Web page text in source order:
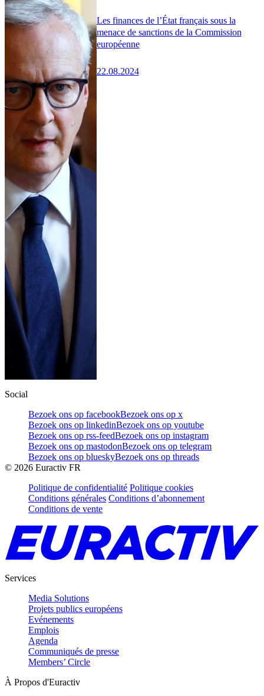
Les finances de l’État français sous la
menace de sanctions de la Commission
européenne
22.08.2024
Social
Bezoek ons op facebookBezoek ons op x
Bezoek ons op linkedinBezoek ons op youtube
Bezoek ons op rss-feedBezoek ons op instagram
Bezoek ons op mastodonBezoek ons op telegram
Bezoek ons op blueskyBezoek ons op threads
© 2026 Euractiv FR
Politique de confidentialité Politique cookies
Conditions générales Conditions d’abonnement
Conditions de vente
Services
Media Solutions
Projets publics européens
Evénements
Emplois
Agenda
Communiqués de presse
Members’ Circle
À Propos d'Euractiv